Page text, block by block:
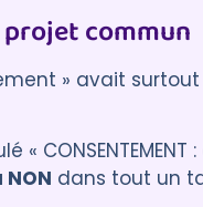
projet commun
» avait
dans tout un